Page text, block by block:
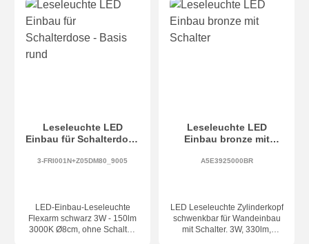
Lochausschnitt Ø38 x 50 mm
Gerätedose Ø60 (Version Tief)
Leseleuchte LED
Einbau für Schalterdose
3-FRI001N+Z05DM80_9005
LED-Einbau-Leseleuchte
Flexarm schwarz 3W - 150lm
3000K Ø8cm, ohne Schalter.
Leseleuchte LED
Einbau bronze mit
A5E3925000BR
LED Leseleuchte Zylinderkopf
schwenkbar für Wandeinbau
mit Schalter. 3W, 330lm,